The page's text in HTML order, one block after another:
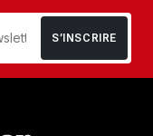
S’INSCRIRE